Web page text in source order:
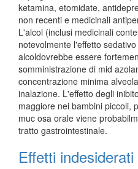
ketamina, etomidate,
non recenti e medicinali
L'alcol (inclusi medicinali
notevolmente l'effetto
alcoldovrebbe essere
somministrazione di mid
concentrazione minima
inalazione. L'effetto degli
maggiore nei bambini piccoli,
muc osa orale viene
tratto gastrointestinale.
Effetti indesiderati